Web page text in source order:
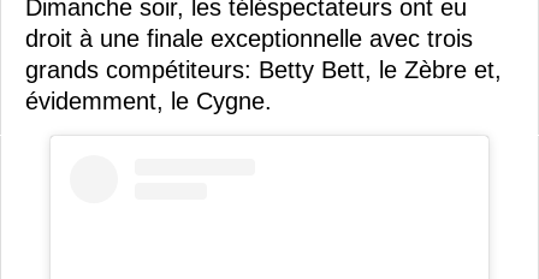
Dimanche soir, les téléspectateurs ont eu
droit à une finale exceptionnelle avec trois
grands compétiteurs: Betty Bett, le Zèbre et,
évidemment, le Cygne.